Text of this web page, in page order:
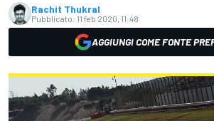
Rachit Thukral
Pubblicato: 11 feb 2020, 11:48
AGGIUNGI COME FONTE